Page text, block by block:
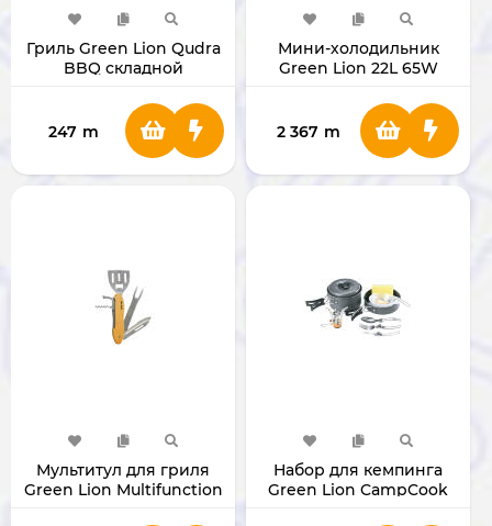
Гриль Green Lion Qudra
BBQ складной
247 m
Мини-холодильник
Green Lion 22L 65W
2 367 m
Мультитул для гриля
Green Lion Multifunction
Набор для кемпинга
Green Lion CampCook